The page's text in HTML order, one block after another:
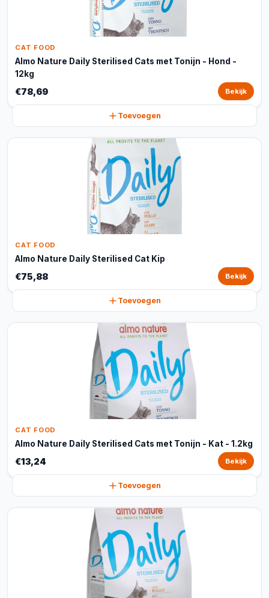
CAT FOOD
Almo Nature Daily Sterilised Cats met Tonijn - Hond -
12kg
€78,69 Bekijk
Toevoegen
CAT FOOD
Almo Nature Daily Sterilised Cat Kip
€75,88 Bekijk
Toevoegen
CAT FOOD
Almo Nature Daily Sterilised Cats met Tonijn - Kat - 1.2kg
€13,24 Bekijk
Toevoegen